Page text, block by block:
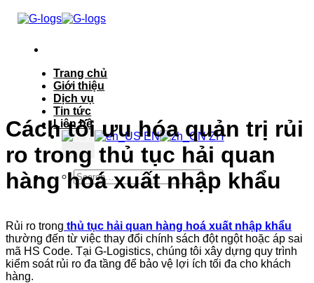
Bỏ
qua
Trang chủ
Giới thiệu
Dịch vụ
Tin tức
Liên hệ
VI
EN ZH
Cách tối ưu hóa quản trị rủi
ro trong thủ tục hải quan
hàng hoá xuất nhập khẩu
Rủi ro trong thủ tục hải quan hàng hoá xuất nhập khẩu
thường đến từ việc thay đổi chính sách đột ngột hoặc áp sai
mã HS Code. Tại G-Logistics, chúng tôi xây dựng quy trình
kiểm soát rủi ro đa tầng để bảo vệ lợi ích tối đa cho khách
hàng.